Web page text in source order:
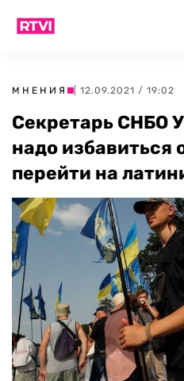
МНЕНИЯ | 12.09.2021 / 19:02
Секретарь СНБО
надо избавиться
перейти на